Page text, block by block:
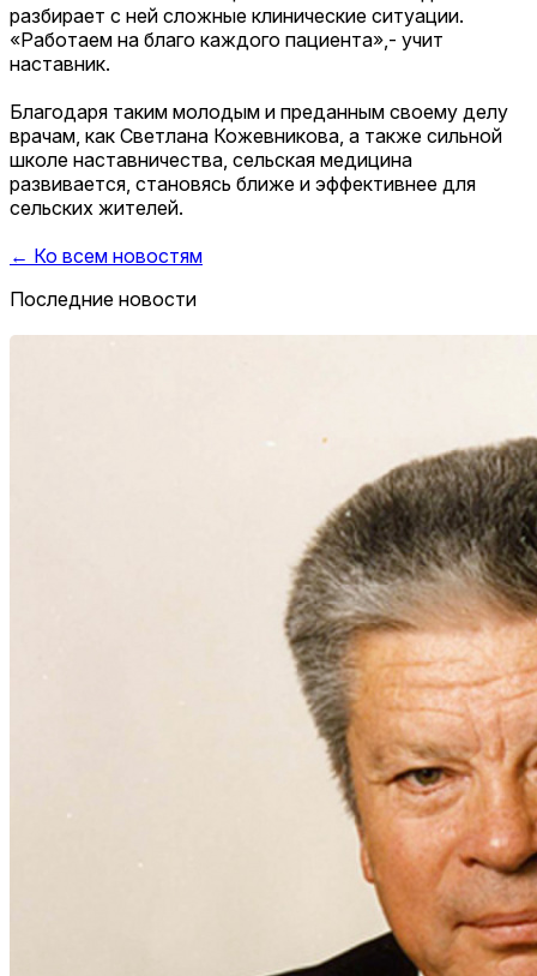
разбирает с ней сложные клинические ситуации.
«Работаем на благо каждого пациента»,- учит
наставник.
Благодаря таким молодым и преданным своему делу
врачам, как Светлана Кожевникова, а также сильной
школе наставничества, сельская медицина
развивается, становясь ближе и эффективнее для
сельских жителей.
← Ко всем новостям
Последние новости